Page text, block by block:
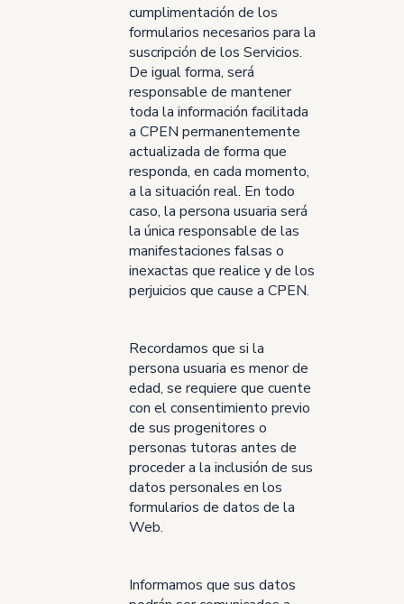
cumplimentación de los
formularios necesarios para la
suscripción de los Servicios.
De igual forma, será
responsable de mantener
toda la información facilitada
a CPEN permanentemente
actualizada de forma que
responda, en cada momento,
a la situación real. En todo
caso, la persona usuaria será
la única responsable de las
manifestaciones falsas o
inexactas que realice y de los
perjuicios que cause a CPEN.
Recordamos que si la
persona usuaria es menor de
edad, se requiere que cuente
con el consentimiento previo
de sus progenitores o
personas tutoras antes de
proceder a la inclusión de sus
datos personales en los
formularios de datos de la
Web.
Informamos que sus datos